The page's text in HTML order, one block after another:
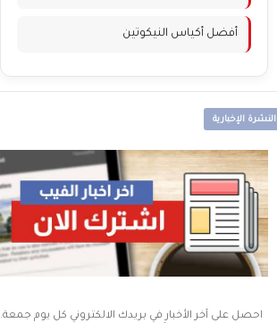
أفضل أكياس النيكوتين
النشرة الإخبارية
احصل على آخر الأخبار في بريدك الالكتروني كل يوم جمعة.